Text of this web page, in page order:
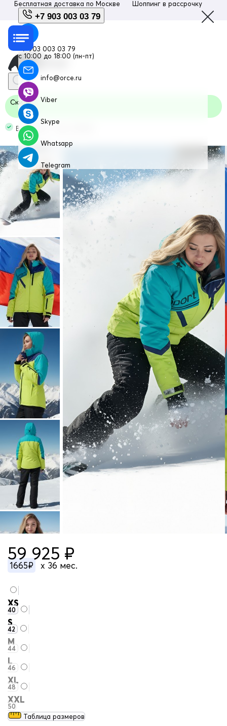
Бесплатная доставка по Москве Шоппинг в рассрочку
+7 903 003 03 79
+7 903 003 03 79
с 10:00 до 18:00 (пн-пт)
info@orce.ru
Viber
Skype
Whatsapp
Telegram
Скидка
В наличии Код: 02392Sl
59 925 ₽
1665₽ x 36 мес.
XS
40
S
42
M
44
L
46
XL
48
XXL
50
Таблица размеров